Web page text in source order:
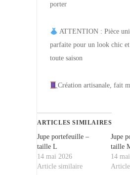
porter
ATTENTION : Pièce
parfaite pour un look chic
toute saison
Création artisanale, fait
ARTICLES SIMILAIRES
Jupe portefeuille –
taille L
14 mai 2026
Article similaire
Jupe
taille
14